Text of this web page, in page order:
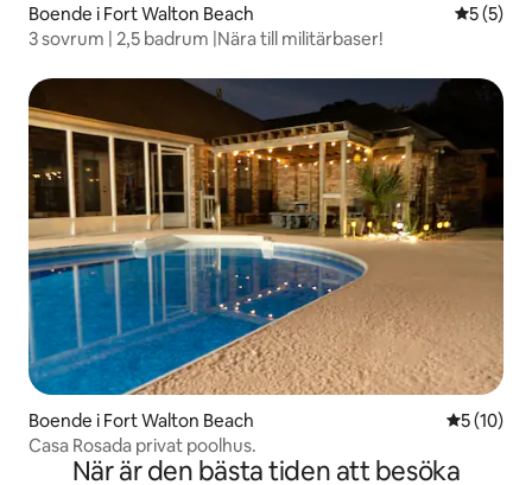
Boende i Fort Walton Beach 5 av 5 i
5 (5)
3 sovrum | 2,5 badrum |Nära till militärbaser!
Boende i Fort Walton Beach 5 av 5 i
5 (10)
Casa Rosada privat poolhus.
När är den bästa tiden att besöka